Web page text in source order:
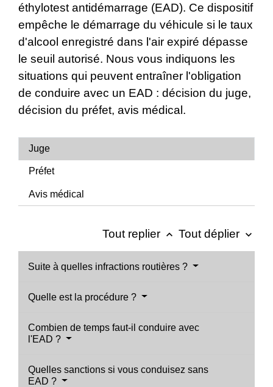
éthylotest antidémarrage (EAD). Ce dispositif
empêche le démarrage du véhicule si le taux
d'alcool enregistré dans l'air expiré dépasse
le seuil autorisé. Nous vous indiquons les
situations qui peuvent entraîner l'obligation
de conduire avec un EAD : décision du juge,
décision du préfet, avis médical.
Juge
Préfet
Avis médical
Tout replier keyboard_arrow_up Tout déplier keyboard_arrow_down
Suite à quelles infractions routières ?
Quelle est la procédure ?
Combien de temps faut-il conduire avec
l'EAD ?
Quelles sanctions si vous conduisez sans
EAD ?